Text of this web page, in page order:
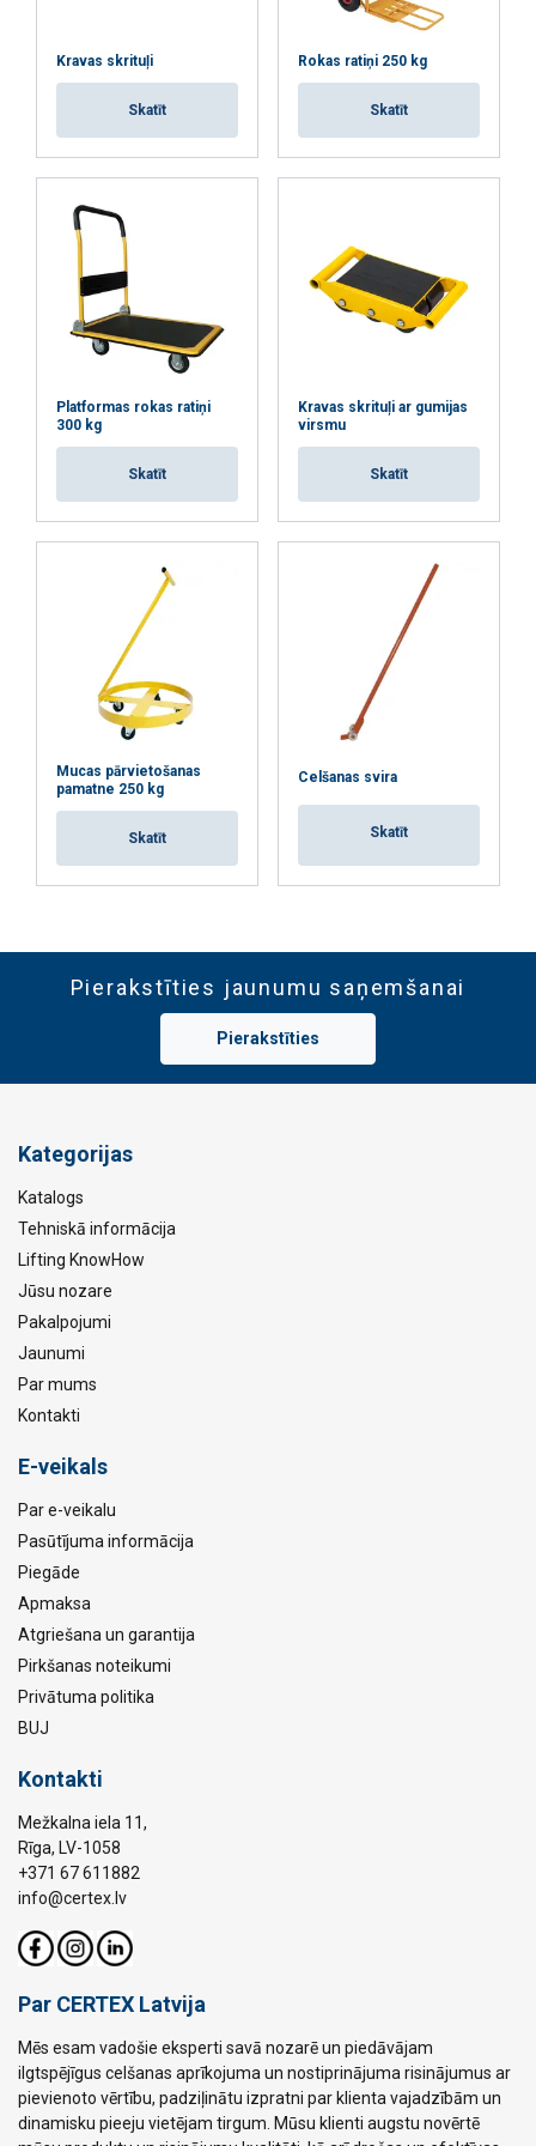
Kravas skrituļi
Skatīt
Rokas ratiņi 250 kg
Skatīt
Platformas rokas ratiņi
300 kg
Skatīt
Kravas skrituļi ar gumijas
virsmu
Skatīt
Mucas pārvietošanas
pamatne 250 kg
Skatīt
Celšanas svira
Skatīt
Pierakstīties jaunumu saņemšanai
Pierakstīties
Kategorijas
Katalogs
Tehniskā informācija
Lifting KnowHow
Jūsu nozare
Pakalpojumi
Jaunumi
Par mums
Kontakti
E-veikals
Par e-veikalu
Pasūtījuma informācija
Piegāde
Apmaksa
Atgriešana un garantija
Pirkšanas noteikumi
Privātuma politika
BUJ
Kontakti
Mežkalna iela 11,
Rīga, LV-1058
+371 67 611882
info@certex.lv
Par CERTEX Latvija
Mēs esam vadošie eksperti savā nozarē un piedāvājam
ilgtspējīgus celšanas aprīkojuma un nostiprinājuma risinājumus ar
pievienoto vērtību, padziļinātu izpratni par klienta vajadzībām un
dinamisku pieeju vietējam tirgum. Mūsu klienti augstu novērtē
ATTEIKTIES NO VISIEM
RĀDĪT DETAĻAS